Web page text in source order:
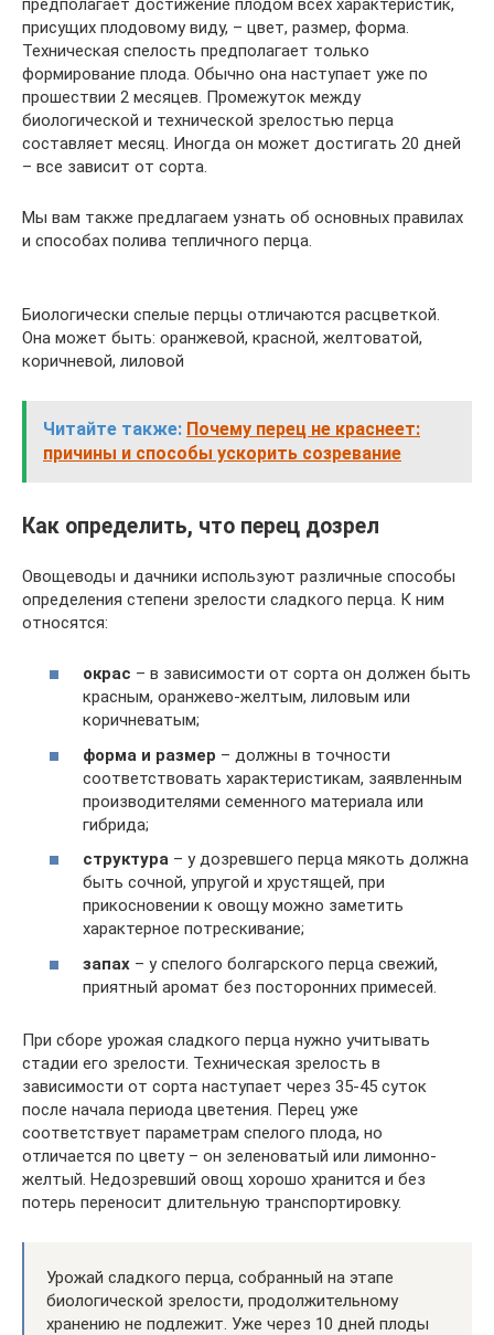
присущих плодовому виду, – цвет, размер, форма.
Техническая спелость предполагает только
формирование плода. Обычно она наступает уже по
прошествии 2 месяцев. Промежуток между
биологической и технической зрелостью перца
составляет месяц. Иногда он может достигать 20 дней
– все зависит от сорта.
Мы вам также предлагаем узнать об основных правилах
и способах полива тепличного перца.
Биологически спелые перцы отличаются расцветкой.
Она может быть: оранжевой, красной, желтоватой,
коричневой, лиловой
Читайте также: Почему перец не краснеет:
причины и способы ускорить созревание
Как определить, что перец дозрел
Овощеводы и дачники используют различные способы
определения степени зрелости сладкого перца. К ним
относятся:
окрас – в зависимости от сорта он должен быть
красным, оранжево-желтым, лиловым или
коричневатым;
форма и размер – должны в точности
соответствовать характеристикам, заявленным
производителями семенного материала или
гибрида;
структура – у дозревшего перца мякоть должна
быть сочной, упругой и хрустящей, при
прикосновении к овощу можно заметить
характерное потрескивание;
запах – у спелого болгарского перца свежий,
приятный аромат без посторонних примесей.
При сборе урожая сладкого перца нужно учитывать
стадии его зрелости. Техническая зрелость в
зависимости от сорта наступает через 35-45 суток
после начала периода цветения. Перец уже
соответствует параметрам спелого плода, но
отличается по цвету – он зеленоватый или лимонно-
желтый. Недозревший овощ хорошо хранится и без
потерь переносит длительную транспортировку.
Урожай сладкого перца, собранный на этапе
биологической зрелости, продолжительному
хранению не подлежит. Уже через 10 дней плоды